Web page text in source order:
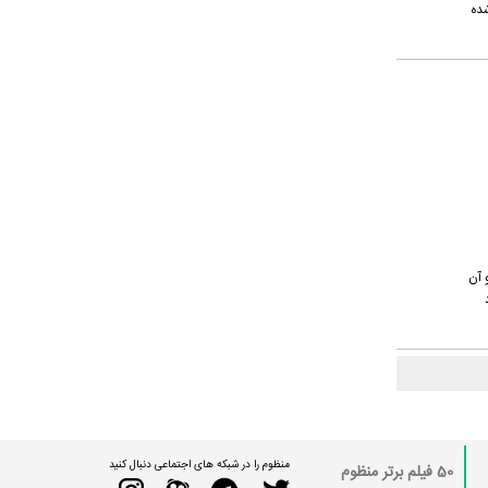
می کند و آن
50 فیلم برتر منظوم منظوم را در شبکه های اجتماعی دنبال کنید